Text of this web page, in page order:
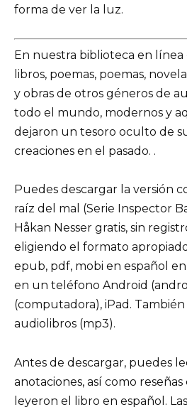
forma de ver la luz.
En nuestra biblioteca en
libros, poemas, poemas,
y obras de otros géneros de
todo el mundo, modernos y
dejaron un tesoro oculto de
creaciones en el pasado. .
Puedes descargar la versión
raíz del mal (Serie Inspector
Håkan Nesser gratis, sin
eligiendo el formato
epub, pdf, mobi en español
en un teléfono Android
(computadora), iPad.
audiolibros (mp3).
Antes de descargar, puedes
anotaciones, así como
leyeron el libro en español.